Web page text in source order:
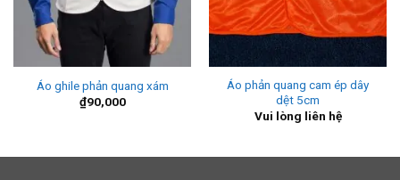
Áo ghile phản quang xám
₫90,000
Áo phản quang cam ép dây
dệt 5cm
Vui lòng liên hệ